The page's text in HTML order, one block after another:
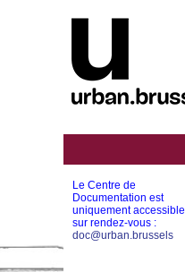
Le Centre de
Documentation est
uniquement accessible
sur rendez-vous :
doc@urban.brussels